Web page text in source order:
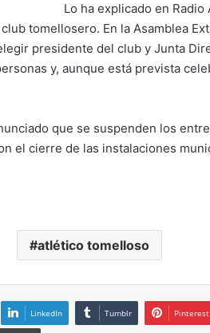
Lo ha explicado en Radio
tomellosero. En la Asamblea
presidente del club y Junta
y, aunque está prevista
que se suspenden los
el cierre de las instalaciones
atlético tomelloso
LinkedIn Tumblr Pinterest